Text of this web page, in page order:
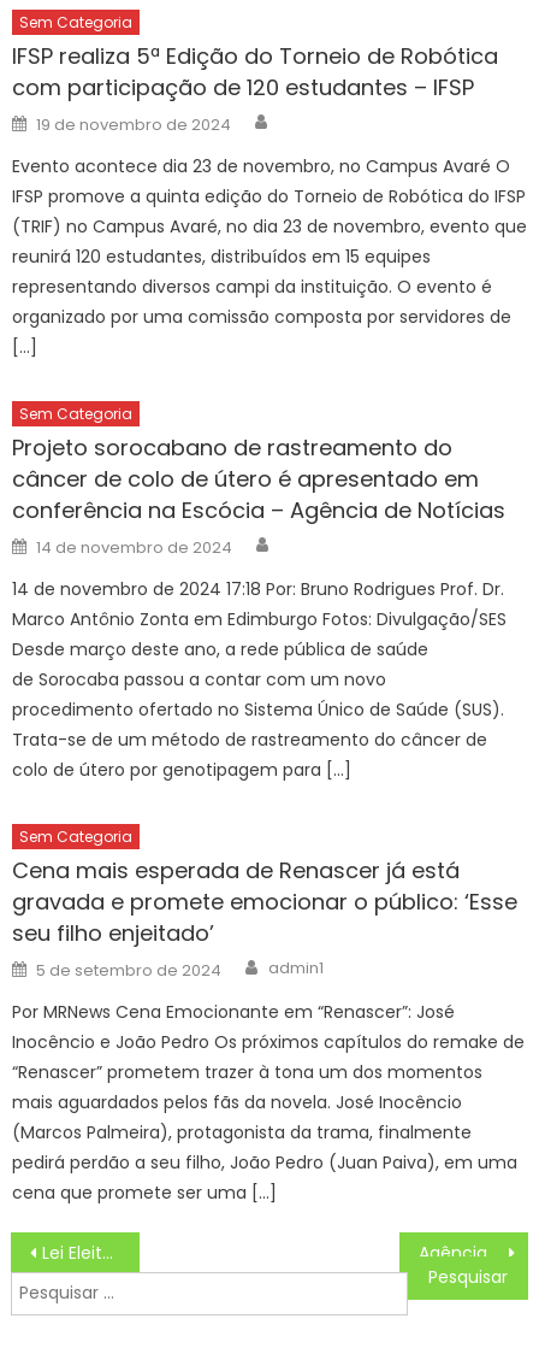
Sem Categoria
IFSP realiza 5ª Edição do Torneio de Robótica
com participação de 120 estudantes – IFSP
Posted
on
19 de novembro de 2024
Evento acontece dia 23 de novembro, no Campus Avaré O
IFSP promove a quinta edição do Torneio de Robótica do IFSP
(TRIF) no Campus Avaré, no dia 23 de novembro, evento que
reunirá 120 estudantes, distribuídos em 15 equipes
representando diversos campi da instituição. O evento é
organizado por uma comissão composta por servidores de
[…]
Sem Categoria
Projeto sorocabano de rastreamento do
câncer de colo de útero é apresentado em
conferência na Escócia – Agência de Notícias
Posted
on
14 de novembro de 2024
14 de novembro de 2024 17:18 Por: Bruno Rodrigues Prof. Dr.
Marco Antônio Zonta em Edimburgo Fotos: Divulgação/SES
Desde março deste ano, a rede pública de saúde
de Sorocaba passou a contar com um novo
procedimento ofertado no Sistema Único de Saúde (SUS).
Trata-se de um método de rastreamento do câncer de
colo de útero por genotipagem para […]
Sem Categoria
Cena mais esperada de Renascer já está
gravada e promete emocionar o público: ‘Esse
seu filho enjeitado’
Posted
on
5 de setembro de 2024 Author
admin1
Por MRNews Cena Emocionante em “Renascer”: José
Inocêncio e João Pedro Os próximos capítulos do remake de
“Renascer” prometem trazer à tona um dos momentos
mais aguardados pelos fãs da novela. José Inocêncio
(Marcos Palmeira), protagonista da trama, finalmente
pedirá perdão a seu filho, João Pedro (Juan Paiva), em uma
cena que promete ser uma […]
Navegação
de
Post
Lei Eleitoral
Pesquisar
por: